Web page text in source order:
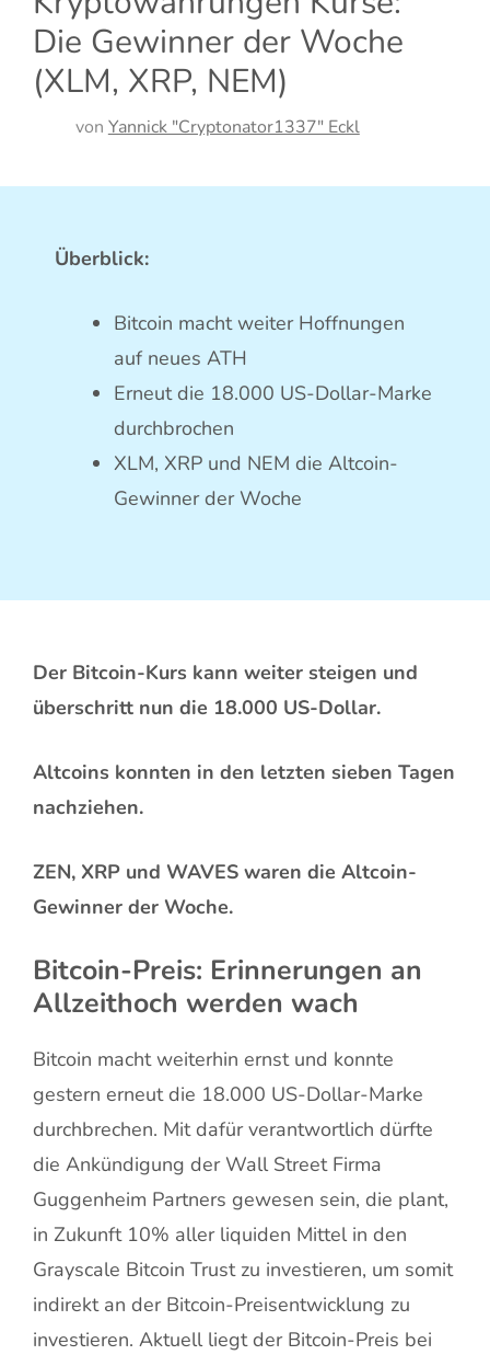
Die Gewinner der Woche
(XLM, XRP, NEM)
von Yannick "Cryptonator1337" Eckl
Überblick:
Bitcoin macht weiter Hoffnungen
auf neues ATH
Erneut die 18.000 US-Dollar-Marke
durchbrochen
XLM, XRP und NEM die Altcoin-
Gewinner der Woche
Der Bitcoin-Kurs kann weiter steigen und
überschritt nun die 18.000 US-Dollar.
Altcoins konnten in den letzten sieben Tagen
nachziehen.
ZEN, XRP und WAVES waren die Altcoin-
Gewinner der Woche.
Bitcoin-Preis: Erinnerungen an
Allzeithoch werden wach
Bitcoin macht weiterhin ernst und konnte
gestern erneut die 18.000 US-Dollar-Marke
durchbrechen. Mit dafür verantwortlich dürfte
die Ankündigung der Wall Street Firma
Guggenheim Partners gewesen sein, die plant,
in Zukunft 10% aller liquiden Mittel in den
Grayscale Bitcoin Trust zu investieren, um somit
indirekt an der Bitcoin-Preisentwicklung zu
investieren. Aktuell liegt der Bitcoin-Preis bei